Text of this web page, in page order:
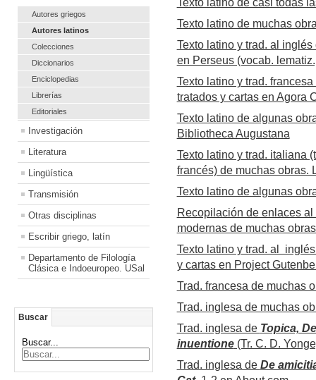
Autores griegos
Autores latinos
Colecciones
Diccionarios
Enciclopedias
Librerías
Editoriales
Investigación
Literatura
Lingüística
Transmisión
Otras disciplinas
Escribir griego, latín
Departamento de Filología
Clásica e Indoeuropeo. USal
Buscar
Buscar...
Texto latino de muchas
Texto latino y trad. al
en Perseus (vocab.
Texto latino y trad.
tratados y cartas en Agora
Texto latino de algunas
Bibliotheca Augustana
Texto latino y trad. italiana
francés) de muchas obras.
Texto latino de algunas
Recopilación de enlaces
modernas de muchas
Texto latino y trad. al
y cartas en Project
Trad. francesa de muchas
Trad. inglesa de muchas
Trad. inglesa de Topica,
inuentione(Tr. C. D.
Trad. inglesa de De